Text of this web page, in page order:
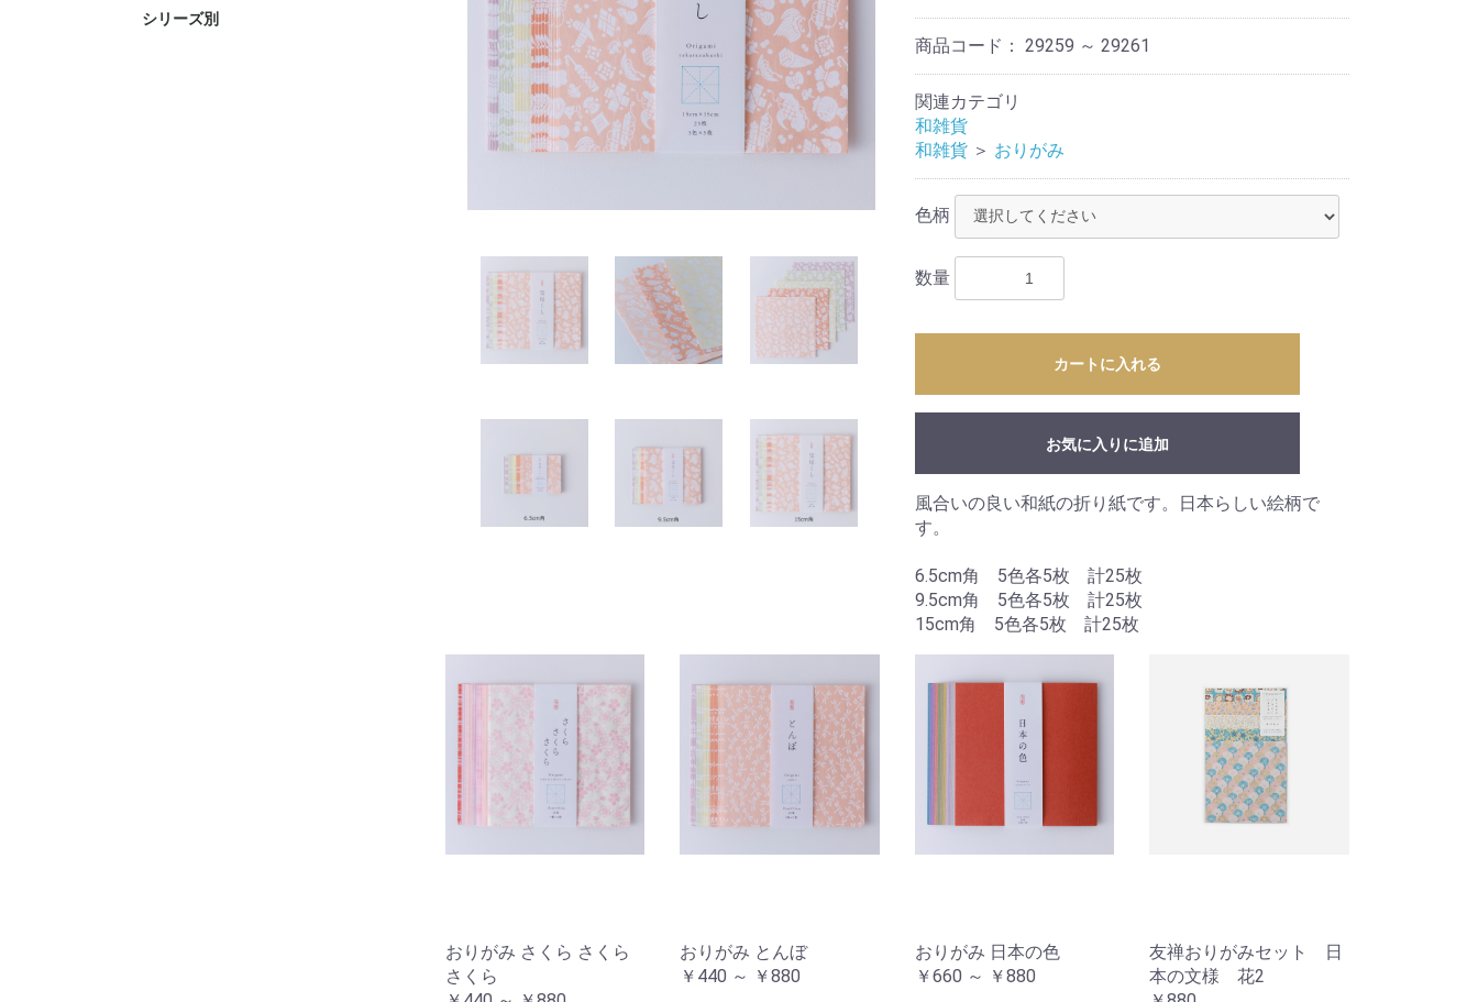
シリーズ別 祇園づくし
GARDEN(草木動物)
商品コード： 29259 ～ 29261
関連カテゴリ
和雑貨
和雑貨 ＞ おりがみ
色柄
数量
カートに入れる
お気に入りに追加
風合いの良い和紙の折り紙です。日本らしい絵柄で
す。
6.5cm角 5色各5枚 計25枚
9.5cm角 5色各5枚 計25枚
15cm角 5色各5枚 計25枚
おりがみ さくら さくら
さくら
おりがみ とんぼ
￥440 ～ ￥880
おりがみ 日本の色
￥660 ～ ￥880
友禅おりがみセット 日
本の文様 花2